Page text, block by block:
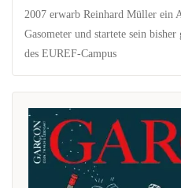
2007 erwarb Reinhard Müller ein
Gasometer und startete sein
des EUREF-Campus